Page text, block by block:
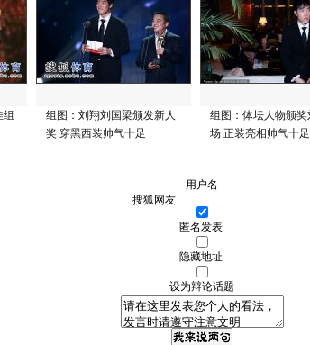
组
组图：刘翔刘国梁颁发新人
奖 穿黑西装帅气十足
组图：体坛人物颁奖
场 正装亮相帅气十足
用户名
匿名发表
隐藏地址
设为辩论话题